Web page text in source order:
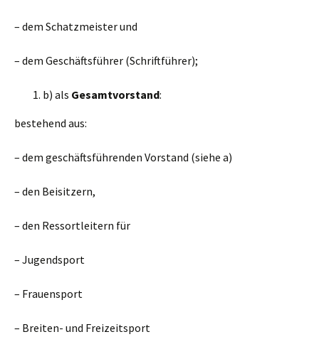
– dem Schatzmeister und
– dem Geschäftsführer (Schriftführer);
b) als Gesamtvorstand:
bestehend aus:
– dem geschäftsführenden Vorstand (siehe a)
– den Beisitzern,
– den Ressortleitern für
– Jugendsport
– Frauensport
– Breiten- und Freizeitsport